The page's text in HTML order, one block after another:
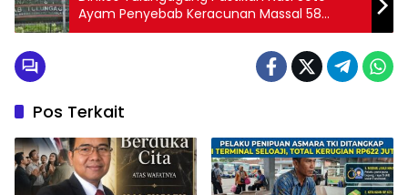
Ayam Penyebab Keracunan Massal 58
Warga
Pos Terkait